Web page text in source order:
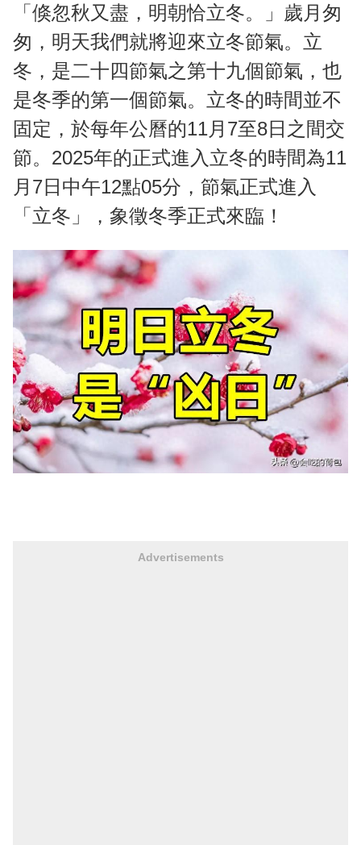
M
u
t
e
「倏忽秋又盡，明朝恰立冬。」歲月匆
匆，明天我們就將迎來立冬節氣。立
冬，是二十四節氣之第十九個節氣，也
是冬季的第一個節氣。立冬的時間並不
固定，於每年公曆的11月7至8日之間交
節。2025年的正式進入立冬的時間為11
月7日中午12點05分，節氣正式進入
「立冬」，象徵冬季正式來臨！
Advertisements